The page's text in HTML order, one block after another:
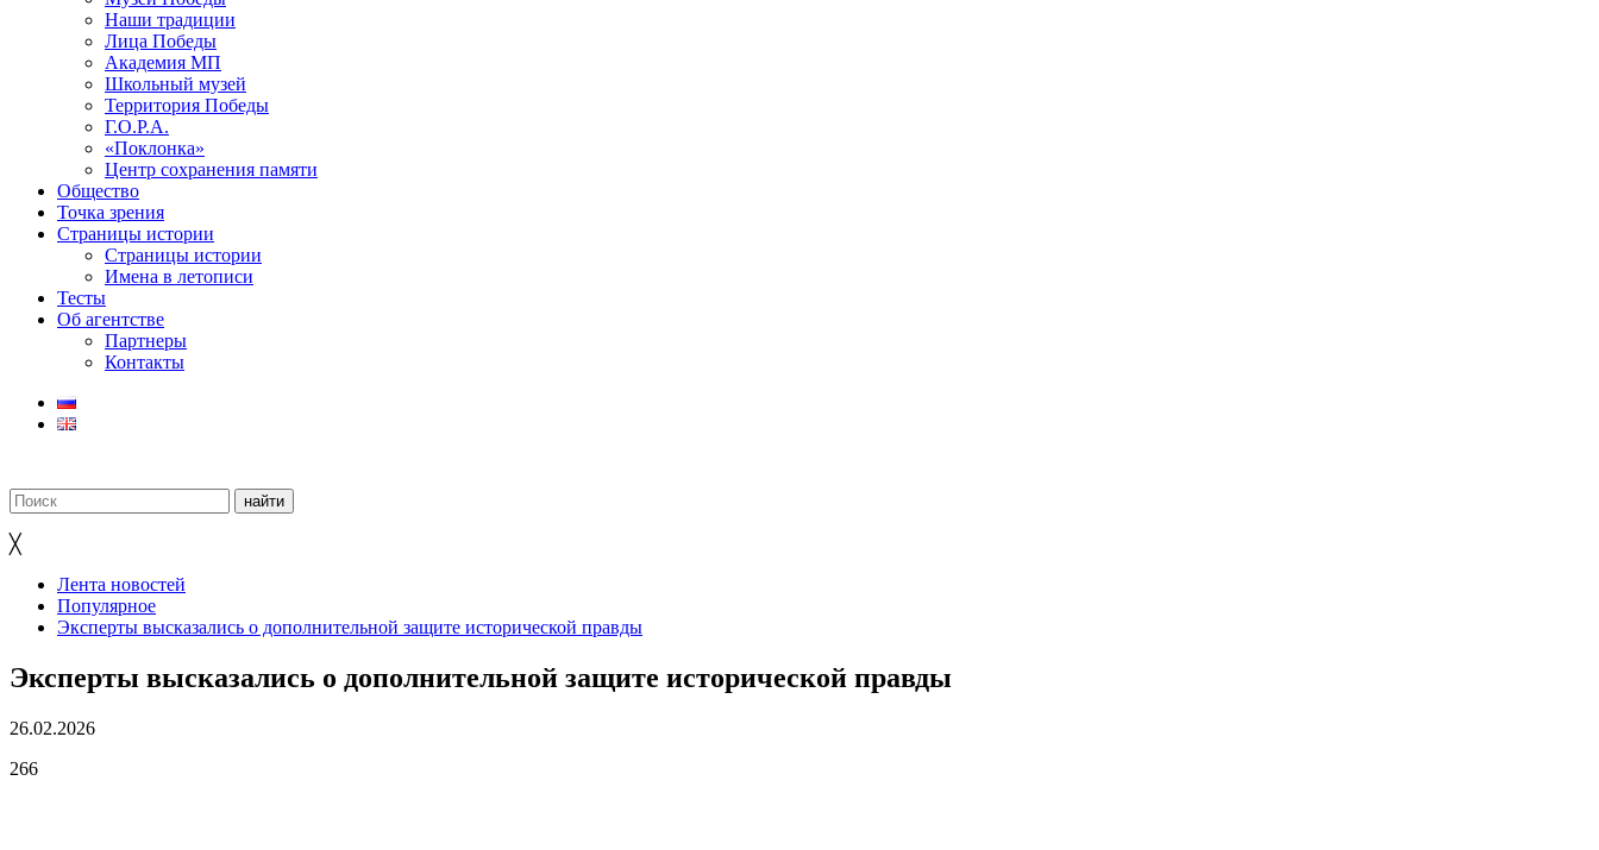
Наши традиции
Лица Победы
Академия МП
Школьный музей
Территория Победы
Г.О.Р.А.
«Поклонка»
Центр сохранения памяти
Общество
Точка зрения
Страницы истории
Страницы истории
Имена в летописи
Тесты
Об агентстве
Партнеры
Контакты
╳
Лента новостей
Популярное
Эксперты высказались о дополнительной защите исторической правды
Эксперты высказались о дополнительной защите исторической правды
26.02.2026
266